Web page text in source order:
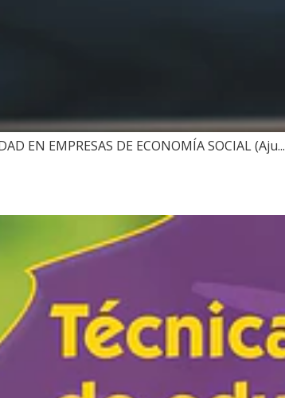
EN EMPRESAS DE ECONOMÍA SOCIAL (Aju...